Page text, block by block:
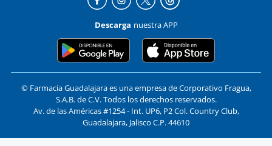
Descarga nuestra APP
© Farmacia Guadalajara es una empresa de Corporativo Fragua,
S.A.B. de C.V. Todos los derechos reservados.
Av. de las Américas #1254 - Int. UP6, P2 Col. Country Club,
Guadalajara, Jalisco C.P. 44610